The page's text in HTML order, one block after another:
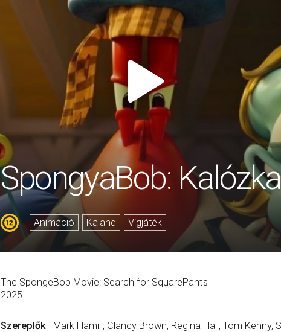
SpongyaBob:
Animáció Kaland Vígjáték
The SpongeBob Movie: Search for SquarePants
2025
Szereplők
Mark Hamill, Clancy Brown, Regina Hall, Tom Kenny,